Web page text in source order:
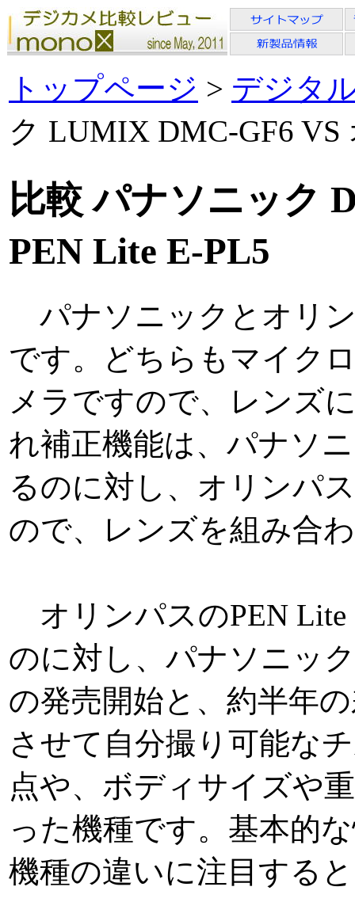
トップページ > デジタ
ク LUMIX DMC-GF6 VS
比較 パナソニック
PEN Lite E-PL5
パナソニックとオリ
です。どちらもマイク
メラですので、レンズ
れ補正機能は、パナソ
るのに対し、オリンパ
ので、レンズを組み合
オリンパスのPEN Lite
のに対し、パナソニッ
の発売開始と、約半年
させて自分撮り可能な
点や、ボディサイズや
った機種です。基本的
機種の違いに注目する